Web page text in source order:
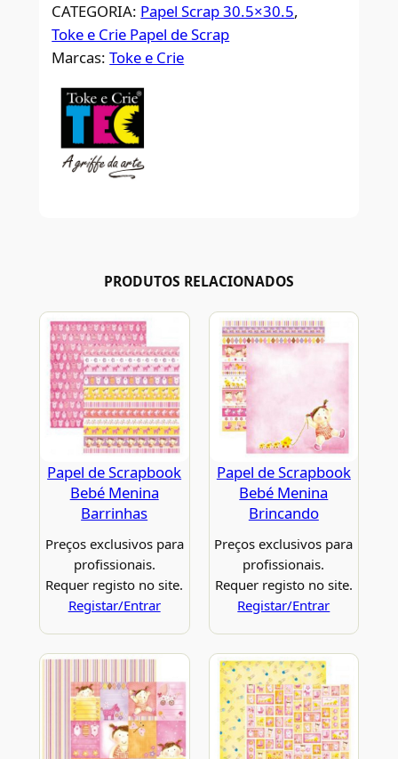
CATEGORIA: Papel Scrap 30.5×30.5
Toke e Crie Papel de Scrap
Marcas:Toke e Crie
PRODUTOS RELACIONADOS
Papel de Scrapbook
Bebé Menina
Barrinhas
Preços exclusivos para
profissionais.
Requer registo no site.
Registar/Entrar
Papel de Scrapbook
Bebé Menina
Brincando
Preços exclusivos para
profissionais.
Requer registo no site.
Registar/Entrar